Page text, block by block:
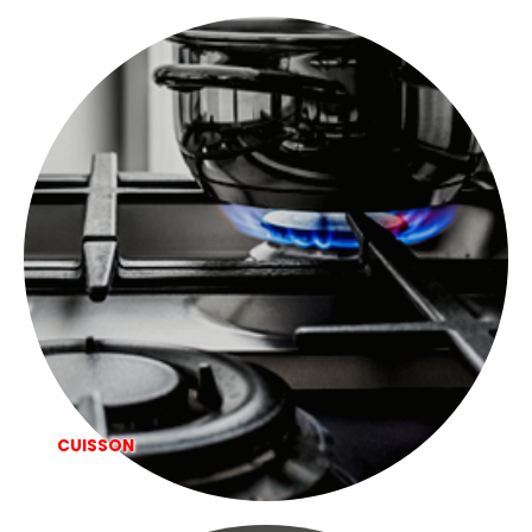
était :
699,00 €.
est :
499,00 €.
CUISSON